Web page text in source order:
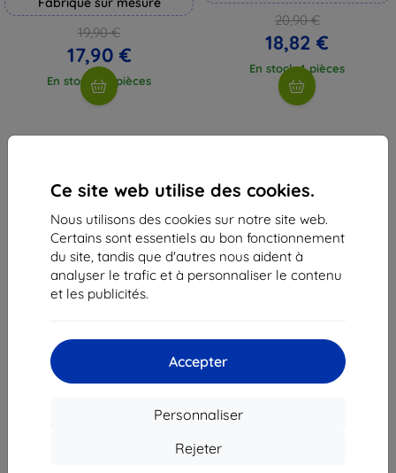
Ce site web utilise des cookies.
Nous utilisons des cookies sur notre site web.
Certains sont essentiels au bon fonctionnement
du site, tandis que d'autres nous aident à
analyser le trafic et à personnaliser le contenu
et les publicités.
Accepter
Personnaliser
Rejeter
19,90 €
17,90 €
En stock > 5 pièces
20,90 €
18,82 €
En stock 4 pièces
Shield-Sk s.r.o.
Ulica Rudolfa Mocka 3750/2A
841 04 Bratislava
Numéro d’identification d’entreprise :